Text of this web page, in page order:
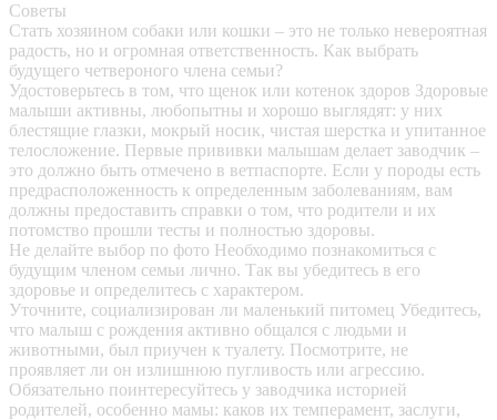
Советы
Стать хозяином собаки или кошки – это не только невероятная
радость, но и огромная ответственность. Как выбрать
будущего четвероного члена семьи?
Удостоверьтесь в том, что щенок или котенок здоров Здоровые
малыши активны, любопытны и хорошо выглядят: у них
блестящие глазки, мокрый носик, чистая шерстка и упитанное
телосложение. Первые прививки малышам делает заводчик –
это должно быть отмечено в ветпаспорте. Если у породы есть
предрасположенность к определенным заболеваниям, вам
должны предоставить справки о том, что родители и их
потомство прошли тесты и полностью здоровы.
Не делайте выбор по фото Необходимо познакомиться с
будущим членом семьи лично. Так вы убедитесь в его
здоровье и определитесь с характером.
Уточните, социализирован ли маленький питомец Убедитесь,
что малыш с рождения активно общался с людьми и
животными, был приучен к туалету. Посмотрите, не
проявляет ли он излишнюю пугливость или агрессию.
Обязательно поинтересуйтесь у заводчика историей
родителей, особенно мамы: каков их темперамент, заслуги,